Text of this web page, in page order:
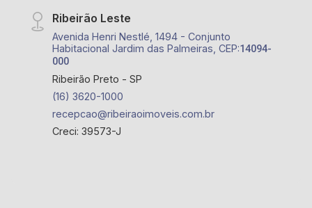
Ribeirão Leste
Avenida Henri Nestlé, 1494 - Conjunto
Habitacional Jardim das Palmeiras, CEP:14094-
000
Ribeirão Preto - SP
(16) 3620-1000
recepcao@ribeiraoimoveis.com.br
Creci: 39573-J